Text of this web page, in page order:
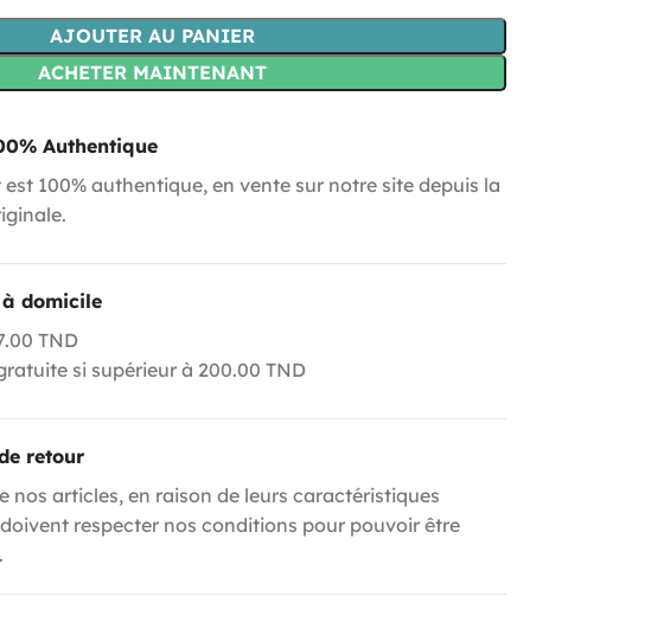
AJOUTER AU PANIER
ACHETER MAINTENANT
Authentique
100% authentique, en vente sur notre site depuis la
domicile
TND
si supérieur à 200.00 TND
retour
nos articles, en raison de leurs caractéristiques
respecter nos conditions pour pouvoir être